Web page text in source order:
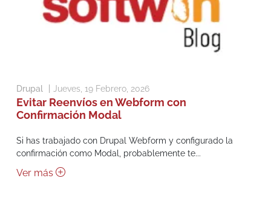
Drupal Jueves, 19 Febrero, 2026
Evitar Reenvíos en Webform con
Confirmación Modal
Si has trabajado con Drupal Webform y configurado la
confirmación como Modal, probablemente te...
Ver más